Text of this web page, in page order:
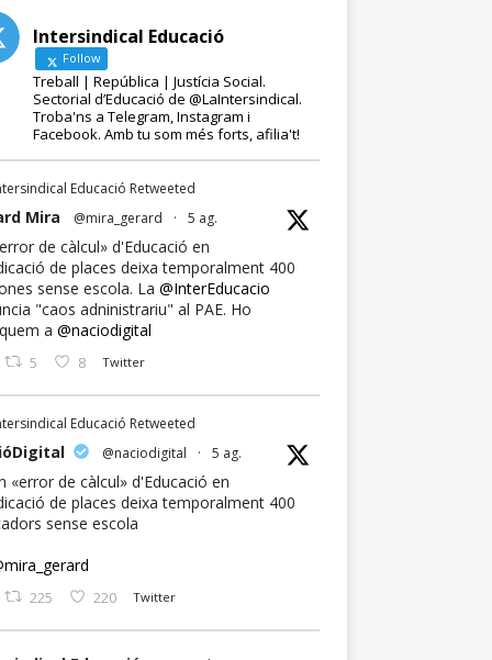
Intersindical Educació
Follow
Treball | República | Justícia Social.
Sectorial d’Educació de @LaIntersindical.
Troba'ns a Telegram, Instagram i
Facebook. Amb tu som més forts, afilia't!
Educació Retweeted
Mira @mira_gerard · 5 ag.
de càlcul» d'Educació en
de places deixa temporalment 400
sense escola. La @InterEducacio
"caos adninistrariu" al PAE. Ho
a @naciodigital
5 8 Twitter
Educació Retweeted
@naciodigital · 5 ag.
«error de càlcul» d'Educació en
de places deixa temporalment 400
sense escola
225 220 Twitter